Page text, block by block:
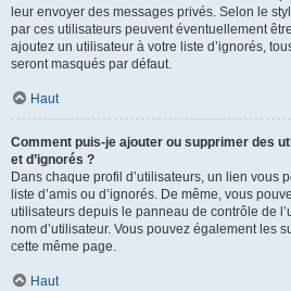
leur envoyer des messages privés. Selon le
par ces utilisateurs peuvent éventuellement
ajoutez un utilisateur à votre liste d’ignorés,
seront masqués par défaut.
Haut
Comment puis-je ajouter ou supprimer des
et d’ignorés ?
Dans chaque profil d’utilisateurs, un lien vous
liste d’amis ou d’ignorés. De même, vous
utilisateurs depuis le panneau de contrôle de
nom d’utilisateur. Vous pouvez également les
cette même page.
Haut